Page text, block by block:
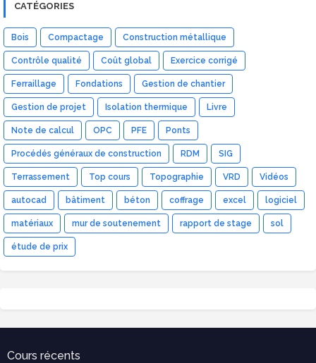
CATÉGORIES
Bois Compactage Construction métallique
Contrôle qualité Coût global Exercice corrigé
Ferraillage Fondations Gestion de chantier
Gestion de projet Isolation thermique Livre
Note de calcul OPC PFE Ponts
Procédés généraux de construction RDM SIG
Terrassement Top cours Topographie VRD Vidéos
autocad bâtiment béton coffrage excel logiciel
matériaux mur de soutenement rapport de stage sol
étude de prix
Cours récents